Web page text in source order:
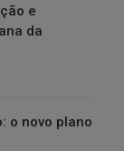
e
da
o novo plano